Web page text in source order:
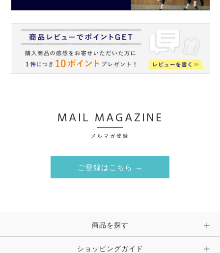
MAIL MAGAZINE
メルマガ登録
ご登録はこちら →
商品を探す
ショッピングガイド